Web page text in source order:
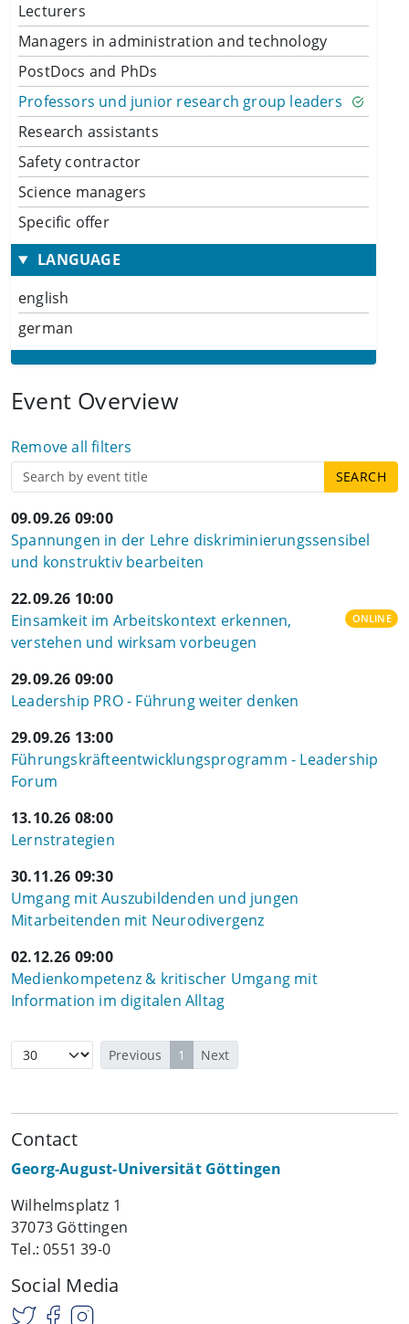
Lecturers
Managers in administration and technology
PostDocs and PhDs
Professors und junior research group leaders
Research assistants
Safety contractor
Science managers
Specific offer
LANGUAGE
english
german
Event Overview
Remove all filters
09.09.26 09:00
Spannungen in der Lehre diskriminierungssensibel
und konstruktiv bearbeiten
22.09.26 10:00
Einsamkeit im Arbeitskontext erkennen,
verstehen und wirksam vorbeugen
ONLINE
29.09.26 09:00
Leadership PRO - Führung weiter denken
29.09.26 13:00
Führungskräfteentwicklungsprogramm - Leadership
Forum
13.10.26 08:00
Lernstrategien
30.11.26 09:30
Umgang mit Auszubildenden und jungen
Mitarbeitenden mit Neurodivergenz
02.12.26 09:00
Medienkompetenz & kritischer Umgang mit
Information im digitalen Alltag
Previous 1 Next
Contact
Georg-August-Universität Göttingen
Wilhelmsplatz 1
37073 Göttingen
Tel.: 0551 39-0
Social Media